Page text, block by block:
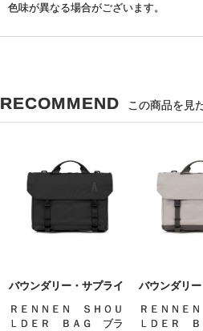
色味が異なる場合がございます。
RECOMMEND この商品を見
バウンダリー・サプライ
ＲＥＮＮＥＮ ＳＨＯＵ
ＬＤＥＲ ＢＡＧ ブラ
バウンダリ
ＲＥＮＮＥ
ＬＤＥＲ